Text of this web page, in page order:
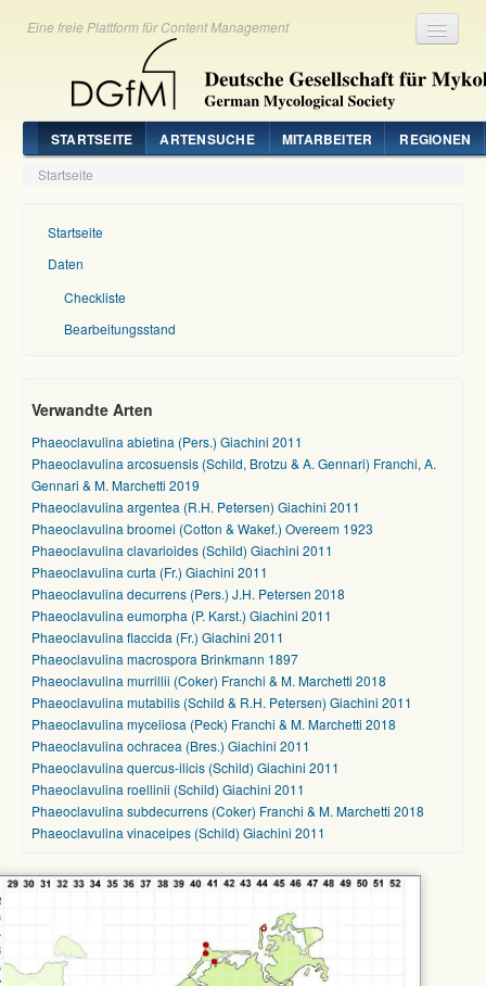
Eine freie Plattform für Content Management
STARTSEITE ARTENSUCHE MITARBEITER REGIONEN
Startseite
Startseite
Daten
Checkliste
Bearbeitungsstand
Verwandte Arten
Phaeoclavulina abietina (Pers.) Giachini 2011
Phaeoclavulina arcosuensis (Schild, Brotzu & A. Gennari) Franchi, A.
Gennari & M. Marchetti 2019
Phaeoclavulina argentea (R.H. Petersen) Giachini 2011
Phaeoclavulina broomei (Cotton & Wakef.) Overeem 1923
Phaeoclavulina clavarioides (Schild) Giachini 2011
Phaeoclavulina curta (Fr.) Giachini 2011
Phaeoclavulina decurrens (Pers.) J.H. Petersen 2018
Phaeoclavulina eumorpha (P. Karst.) Giachini 2011
Phaeoclavulina flaccida (Fr.) Giachini 2011
Phaeoclavulina macrospora Brinkmann 1897
Phaeoclavulina murrillii (Coker) Franchi & M. Marchetti 2018
Phaeoclavulina mutabilis (Schild & R.H. Petersen) Giachini 2011
Phaeoclavulina myceliosa (Peck) Franchi & M. Marchetti 2018
Phaeoclavulina ochracea (Bres.) Giachini 2011
Phaeoclavulina quercus-ilicis (Schild) Giachini 2011
Phaeoclavulina roellinii (Schild) Giachini 2011
Phaeoclavulina subdecurrens (Coker) Franchi & M. Marchetti 2018
Phaeoclavulina vinaceipes (Schild) Giachini 2011